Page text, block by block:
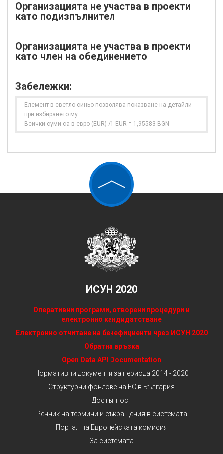
Организацията не участва в проекти
като подизпълнител
Организацията не участва в проекти
като член на обединението
Забележки:
Елемент в светло синьо позволява показване на детайли
при избирането му
Всички суми са в евро (EUR) /1 EUR = 1,95583 BGN
ИСУН 2020
Оперативни програми, отворени процедури и
електронно кандидатстване
Електронно отчитане на бенефициенти чрез ИСУН 2020
Обратна връзка
Open Data API Documentation
Нормативни документи за периода 2014 - 2020
Структурни фондове на ЕС в България
Достъпност
Речник на термини и съкращения в системата
Портал на Европейската комисия
За системата